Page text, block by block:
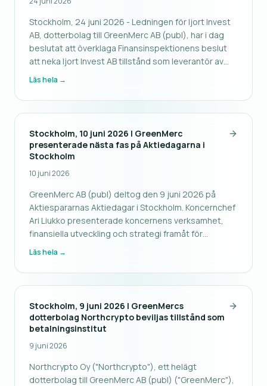
Stockholm, 24 juni 2026 - Ledningen för Ijort Invest
AB, dotterbolag till GreenMerc AB (publ), har i dag
beslutat att överklaga Finansinspektionens beslut
att neka Ijort Invest AB tillstånd som leverantör av
kryptotillgångstjänster. Avslagsbeslutet
grundar sig i Ijort Inves
Läs hela →
Stockholm, 10 juni 2026 | GreenMerc
presenterade nästa fas på Aktiedagarna i
Stockholm
10 juni 2026
GreenMerc AB (publ) deltog den 9 juni 2026 på
Aktiespararnas Aktiedagar i Stockholm. Koncernchef
Ari Liukko presenterade koncernens verksamhet,
finansiella utveckling och strategi framåt för
investerare och aktieägare. GreenMerc är en
digitala tillgångar och traditionell
Läs hela →
Stockholm, 9 juni 2026 | GreenMercs
dotterbolag Northcrypto beviljas tillstånd som
betalningsinstitut
9 juni 2026
Northcrypto Oy ("Northcrypto"), ett helägt
dotterbolag till GreenMerc AB (publ) ("GreenMerc"),